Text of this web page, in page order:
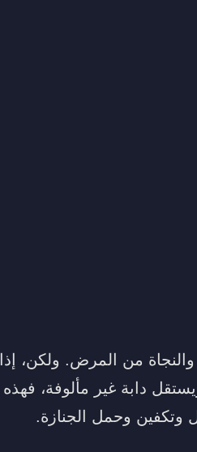
من المرض. ولكن، إذا
دابة غير مألوفة، فهذه
وتكفين وحمل الجنازة.